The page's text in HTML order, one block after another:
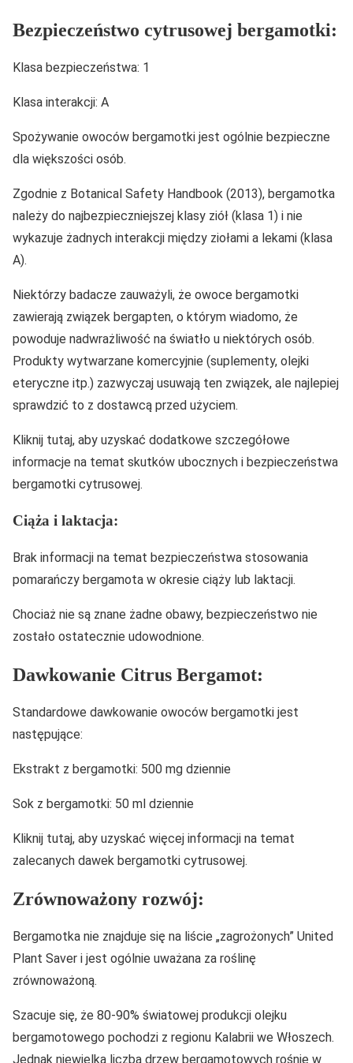
Bezpieczeństwo cytrusowej bergamotki:
Klasa bezpieczeństwa: 1
Klasa interakcji: A
Spożywanie owoców bergamotki jest ogólnie bezpieczne
dla większości osób.
Zgodnie z Botanical Safety Handbook (2013), bergamotka
należy do najbezpieczniejszej klasy ziół (klasa 1) i nie
wykazuje żadnych interakcji między ziołami a lekami (klasa
A).
Niektórzy badacze zauważyli, że owoce bergamotki
zawierają związek bergapten, o którym wiadomo, że
powoduje nadwrażliwość na światło u niektórych osób.
Produkty wytwarzane komercyjnie (suplementy, olejki
eteryczne itp.) zazwyczaj usuwają ten związek, ale najlepiej
sprawdzić to z dostawcą przed użyciem.
Kliknij tutaj, aby uzyskać dodatkowe szczegółowe
informacje na temat skutków ubocznych i bezpieczeństwa
bergamotki cytrusowej.
Ciąża i laktacja:
Brak informacji na temat bezpieczeństwa stosowania
pomarańczy bergamota w okresie ciąży lub laktacji.
Chociaż nie są znane żadne obawy, bezpieczeństwo nie
zostało ostatecznie udowodnione.
Dawkowanie Citrus Bergamot:
Standardowe dawkowanie owoców bergamotki jest
następujące:
Ekstrakt z bergamotki: 500 mg dziennie
Sok z bergamotki: 50 ml dziennie
Kliknij tutaj, aby uzyskać więcej informacji na temat
zalecanych dawek bergamotki cytrusowej.
Zrównoważony rozwój:
Bergamotka nie znajduje się na liście „zagrożonych” United
Plant Saver i jest ogólnie uważana za roślinę
zrównoważoną.
Szacuje się, że 80-90% światowej produkcji olejku
bergamotowego pochodzi z regionu Kalabrii we Włoszech.
Jednak niewielka liczba drzew bergamotowych rośnie w